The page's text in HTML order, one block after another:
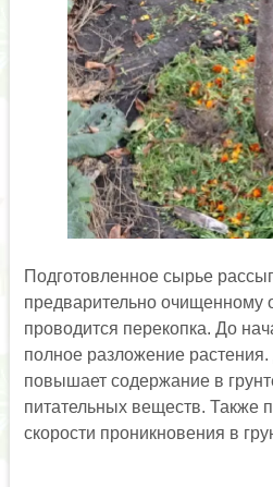
Подготовленное сырье
предварительно очищенному
проводится перекопка. До
полное разложение
повышает содержание в
питательных веществ. Также
скорости проникновения в